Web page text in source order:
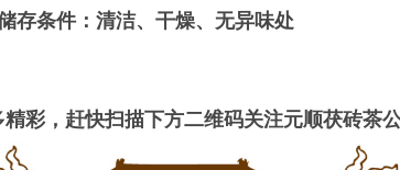
存条件：清洁、干燥、无异味处
精彩，赶快扫描下方二维码关注元顺茯砖茶